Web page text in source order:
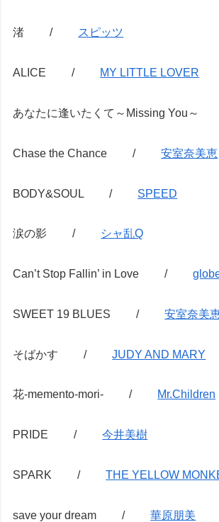
渚 / スピッツ
ALICE / MY LITTLE LOVER
あなたに逢いたくて～Missing
Chase the Chance /安室奈美恵
BODY&SOUL / SPEED
涙の影 / シャ乱Q
Can’t Stop Fallin’ in Love /
SWEET 19 BLUES /安室奈美
そばかす /JUDY AND MARY
花-memento-mori- / Mr.Children
PRIDE /今井美樹
SPARK /THE YELLOW
save your dream /華原朋美